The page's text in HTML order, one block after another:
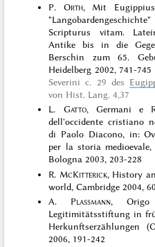
P. Orth, Mit
Scripturus vitam.
Antike bis in die
Berschin zum 65.
Heidelberg 2002, 741-745
Severini c. 29 des
von Hist. Lang. 4,37
L. Gatto, Germani e
dell'occidente cristiano
di Paolo Diacono, in:
per la storia
Bologna 2003, 203-228
R. McKitterick, History
world, Cambridge 2004,
A. Plassmann, Origo
Legitimitätsstiftung in
Herkunftserzählungen
2006, 191-242